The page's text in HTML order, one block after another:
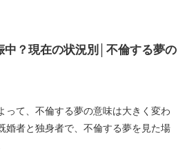
中？現在の状況別│不倫する夢の
って、不倫する夢の意味は大きく変わ
婚者と独身者で、不倫する夢を見た場